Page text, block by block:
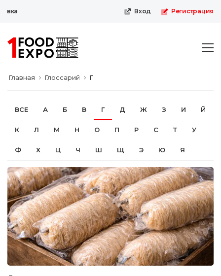
Первая пищевая онлайн-
Вход Регистрация
Главная Глоссарий Г
ВСЕ А Б В Г Д Ж З И Й
К Л М Н О П Р С Т У
Ф Х Ц Ч Ш Щ Э Ю Я